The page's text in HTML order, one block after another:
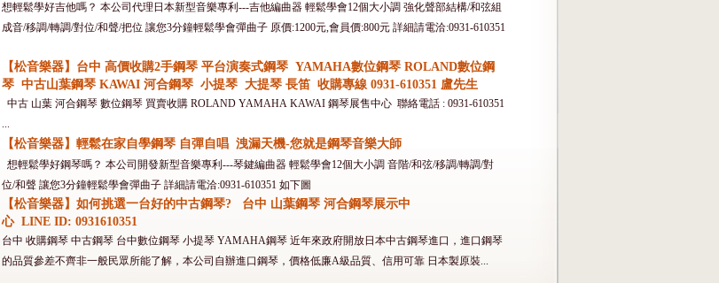
想輕鬆學好吉他嗎？ 本公司代理日本新型音樂專利---吉他編曲器 輕鬆學會12個大小調 強化聲部結構/和弦組
成音/移調/轉調/對位/和聲/把位 讓您3分鐘輕鬆學會彈曲子 原價:1200元,會員價:800元 詳細請電洽:0931-610351
【松音樂器】台中 高價收購2手鋼琴 平台演奏式鋼琴 YAMAHA數位鋼琴 ROLAND數位鋼
琴 中古山葉鋼琴 KAWAI 河合鋼琴 小提琴 大提琴 長笛 收購專線 0931-610351 盧先生
中古 山葉 河合鋼琴 數位鋼琴 買賣收購 ROLAND YAMAHA KAWAI 鋼琴展售中心 聯絡電話 : 0931-610351
...
【松音樂器】輕鬆在家自學鋼琴 自彈自唱 洩漏天機-您就是鋼琴音樂大師
想輕鬆學好鋼琴嗎？ 本公司開發新型音樂專利---琴鍵編曲器 輕鬆學會12個大小調 音階/和弦/移調/轉調/對
位/和聲 讓您3分鐘輕鬆學會彈曲子 詳細請電洽:0931-610351 如下圖
【松音樂器】如何挑選一台好的中古鋼琴? 台中 山葉鋼琴 河合鋼琴展示中
心 LINE ID: 0931610351
台中 收購鋼琴 中古鋼琴 台中數位鋼琴 小提琴 YAMAHA鋼琴 近年來政府開放日本中古鋼琴進口，進口鋼琴
的品質參差不齊非一般民眾所能了解，本公司自辦進口鋼琴，價格低廉A級品質、信用可靠 日本製原裝...